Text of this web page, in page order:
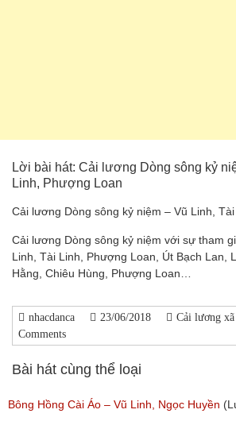
Lời bài hát: Cải lương Dòng sông kỷ
Linh, Phượng Loan
Cải lương Dòng sông kỷ niệm – Vũ Linh,
Cải lương Dòng sông kỷ niệm với sự tham
Linh, Tài Linh, Phượng Loan, Út Bạch Lan,
Hằng, Chiêu Hùng, Phượng Loan…
nhacdanca 23/06/2018 Cải lương
Comments
Bài hát cùng thể loại
Bông Hồng Cài Áo – Vũ Linh, Ngọc Huyền